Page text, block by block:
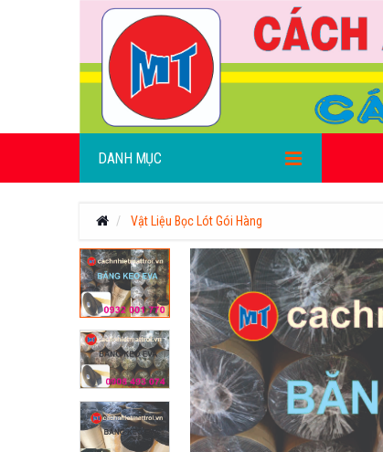
DANH MỤC
Vật Liệu Bọc Lót Gói Hàng